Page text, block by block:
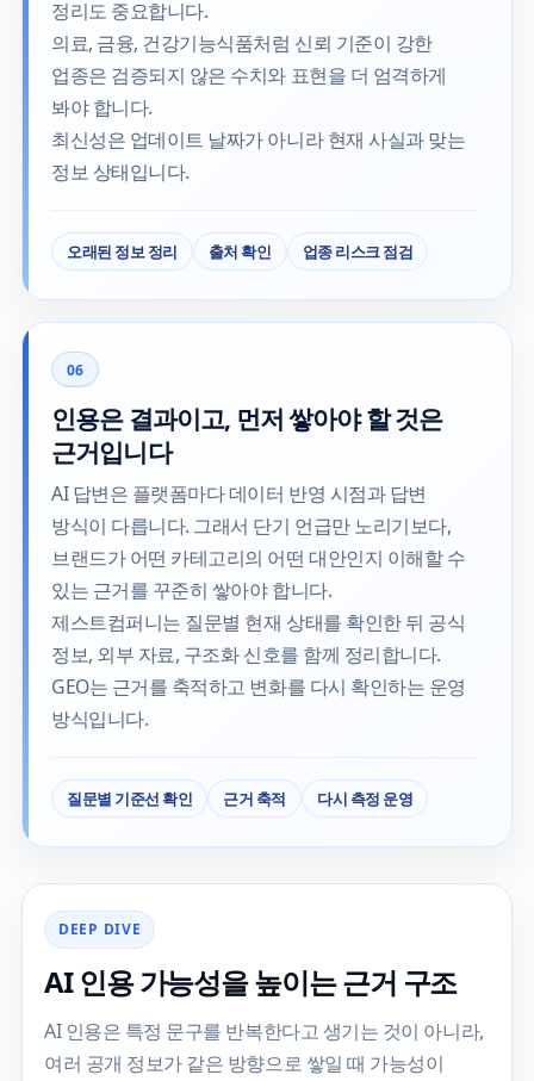
정리도 중요합니다.
의료, 금융, 건강기능식품처럼 신뢰 기준이 강한
업종은 검증되지 않은 수치와 표현을 더 엄격하게
봐야 합니다.
최신성은 업데이트 날짜가 아니라 현재 사실과 맞는
정보 상태입니다.
오래된 정보 정리 출처 확인 업종 리스크 점검
06
인용은 결과이고, 먼저 쌓아야 할 것은
근거입니다
AI 답변은 플랫폼마다 데이터 반영 시점과 답변
방식이 다릅니다. 그래서 단기 언급만 노리기보다,
브랜드가 어떤 카테고리의 어떤 대안인지 이해할 수
있는 근거를 꾸준히 쌓아야 합니다.
제스트컴퍼니는 질문별 현재 상태를 확인한 뒤 공식
정보, 외부 자료, 구조화 신호를 함께 정리합니다.
GEO는 근거를 축적하고 변화를 다시 확인하는 운영
방식입니다.
질문별 기준선 확인 근거 축적 다시 측정 운영
DEEP DIVE
AI 인용 가능성을 높이는 근거 구조
AI 인용은 특정 문구를 반복한다고 생기는 것이 아니라,
여러 공개 정보가 같은 방향으로 쌓일 때 가능성이